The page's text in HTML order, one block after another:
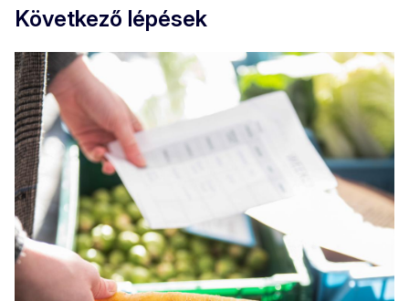
Következő lépések